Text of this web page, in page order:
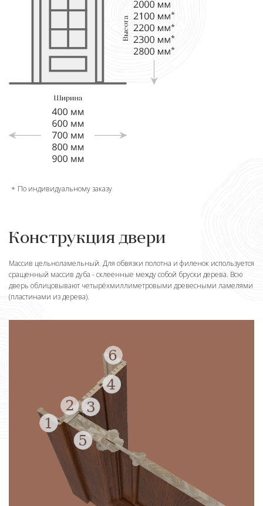
По индивидуальному заказу
Конструкция двери
Массив цельноламельный. Для обвязки полотна и филенок используется
сращенный массив дуба - склеенные между собой бруски дерева. Всю
дверь облицовывают четырёхмиллиметровыми древесными ламелями
(пластинами из дерева).